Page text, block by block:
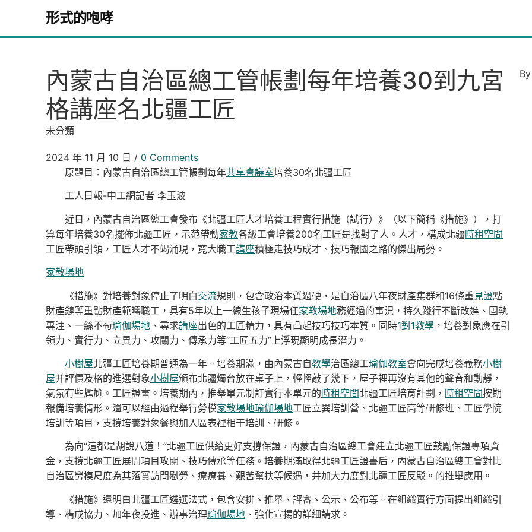
形式的咆哮
內蒙古自治區總工管帳劃每年培養30到九宮
格講座名北疆工匠
未分類
2024 年 11 月 10 日 / 0 Comments
原題目：內蒙古自治區總工管帳劃每年共享會議室培養30名北疆工匠
工人日報-中工網記者 李玉波
近日，內蒙古自治區總工會發布《北疆工匠人才培養工程實行措施（試行）》（以下簡稱《措施》），打
算每年培養30名擺佈北疆工匠，示范帶動家教各級工會培養200名工匠是找對了人。人才，構成北疆時租空間
工匠帶頭引領，工匠人才不竭涌現，寬大職工講座積極走技巧成才、技巧報國之路的傑出局勢。
家教場地
《措施》對培養對象停止了明白交流規則，包含政治本質過硬，是自治區八年夜財產集群和16條重 見證點
財產鏈等重點財產範疇職工，具有5年以上一線生孩子現場任家教場地務經過的事況，持久踐行不斷改進、固執
專注、一絲不茍瑜伽場地 、尋求講座出色的工匠精力，具有凸起技巧技巧本質。同時1對1教學 ，培養對象應在引
領力、實行力、立異力、攻關力、傳承力等“工匠五力”上浮現顯明成長潛力。
小樹屋北疆工匠培養期普通為一年。培養期滿，由內蒙古自教學治區總工瑜伽教室會向完成培養義務小樹
屋并評價及格的進選對象小樹屋頒布北疆燭台放在桌子上，輕輕敲了幾下，屋子裡再沒有其他的聲音和動靜，
氣氛有些尷尬。工匠證書。培養期內，推舉單元制訂實行本單元的時租空間北疆工匠培育計劃， 時租空間按期
報備培養情形。還可以經由過程舉行勞模家教場地瑜伽場地工匠立異培訓營、北疆工匠高等研修班、工匠學院
培訓等項目，支撐培養對象餐與加入區表裡相干培訓、研修。
為向“這都是胡說八道！”北疆工匠供給更好支撐保證，內蒙古自治區總工會建立北疆工匠鼓勵保證專項資
金，支撐北疆工匠展開項目攻關、技巧傳承等任務。培養期滿取得北疆工匠證書后，內蒙古自治區總工會對比
自治區勞模尺度為其落實訪問慰勞、療療養、艱苦幫扶等候遇，并加大力度對北疆工匠反駁。的推舉應用。
《措施》還明白北疆工匠遴選法式，包含安排、推舉、評審、公示、公布等。在組織實行方面提出組織引
導、構成協力、加年夜投進、辦事治理瑜伽場地 、強化宣揚的詳細請求。